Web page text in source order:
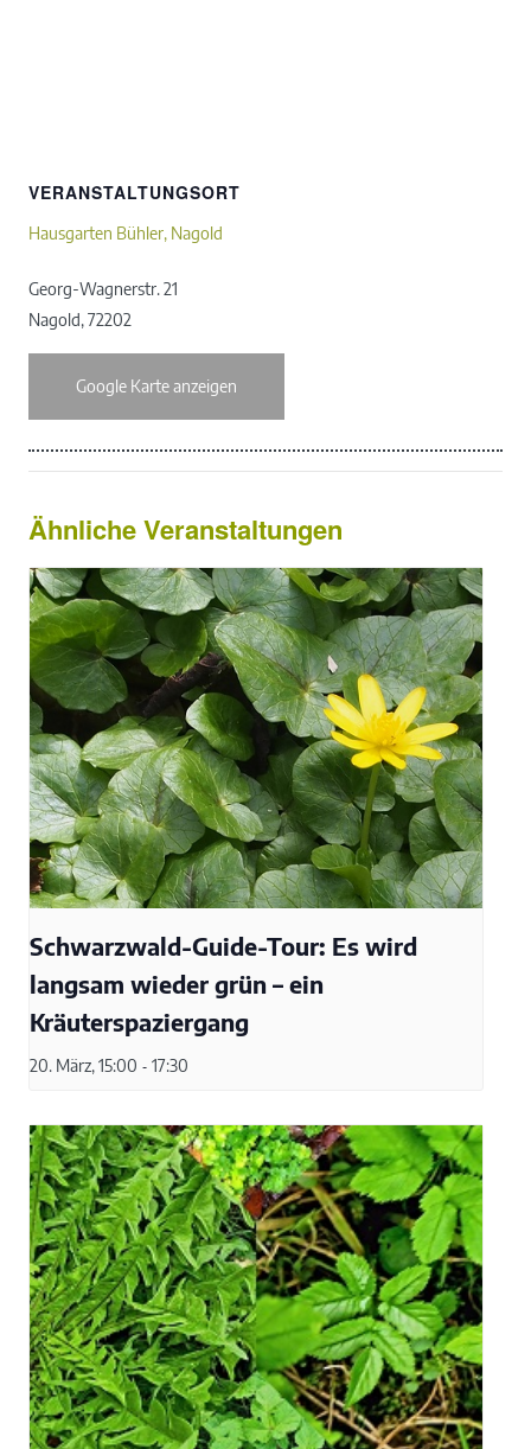
VERANSTALTUNGSORT
Hausgarten Bühler, Nagold
Georg-Wagnerstr. 21
Nagold,72202
Google Karte anzeigen
Ähnliche Veranstaltungen
Schwarzwald-Guide-Tour: Es wird
langsam wieder grün – ein
Kräuterspaziergang
20. März, 15:00 - 17:30